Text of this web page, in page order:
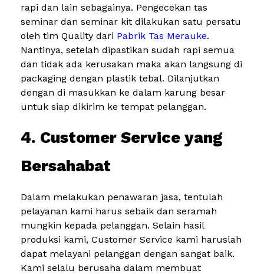
rapi dan lain sebagainya. Pengecekan tas
seminar dan seminar kit dilakukan satu persatu
oleh tim Quality dari Pabrik Tas Merauke.
Nantinya, setelah dipastikan sudah rapi semua
dan tidak ada kerusakan maka akan langsung di
packaging dengan plastik tebal. Dilanjutkan
dengan di masukkan ke dalam karung besar
untuk siap dikirim ke tempat pelanggan.
4. Customer Service yang
Bersahabat
Dalam melakukan penawaran jasa, tentulah
pelayanan kami harus sebaik dan seramah
mungkin kepada pelanggan. Selain hasil
produksi kami, Customer Service kami haruslah
dapat melayani pelanggan dengan sangat baik.
Kami selalu berusaha dalam membuat